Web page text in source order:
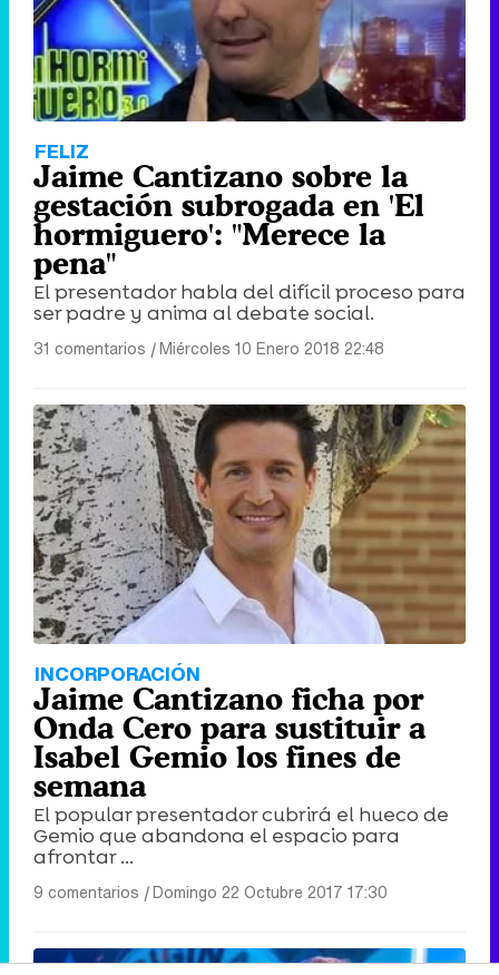
FELIZ
Jaime Cantizano sobre la
gestación subrogada en 'El
hormiguero': "Merece la
pena"
El presentador habla del difícil proceso para
ser padre y anima al debate social.
31 comentarios |Miércoles 10 Enero 2018 22:48
INCORPORACIÓN
Jaime Cantizano ficha por
Onda Cero para sustituir a
Isabel Gemio los fines de
semana
El popular presentador cubrirá el hueco de
Gemio que abandona el espacio para
afrontar ...
9 comentarios |Domingo 22 Octubre 2017 17:30